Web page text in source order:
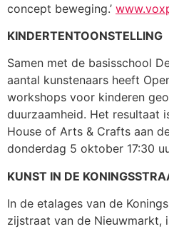
concept beweging.’
KINDERTENTOONSTELLING
Samen met de basisschool
aantal kunstenaars heeft
workshops voor kinderen
duurzaamheid. Het resultaat
House of Arts & Crafts aan
donderdag 5 oktober 17:30
KUNST IN DE
In de etalages van de
zijstraat van de Nieuwmarkt,